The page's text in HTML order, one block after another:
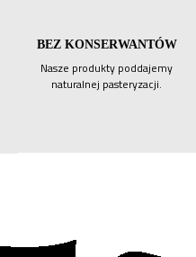
BEZ KONSERWANTÓW
Nasze produkty poddajemy
naturalnej pasteryzacji.